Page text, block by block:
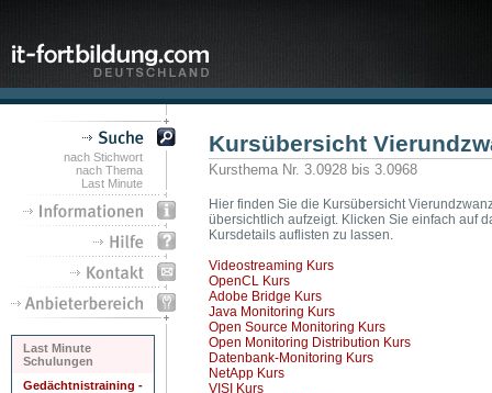
nach Stichwort
nach Thema
Last Minute
Last Minute
Schulungen
Gedächtnistraining -
Kursübersicht
Kursthema Nr. 3.0928 bis 3.0968
Hier finden Sie die Kursübersicht
übersichtlich aufzeigt. Klicken Sie einfach auf
Kursdetails auflisten zu lassen.
Videostreaming Kurs
OpenCL Kurs
Adobe Bridge Kurs
Java Monitoring Kurs
Open Source Monitoring Kurs
Open Monitoring Distribution Kurs
Datenbank-Monitoring Kurs
NetApp Kurs
VISI Kurs